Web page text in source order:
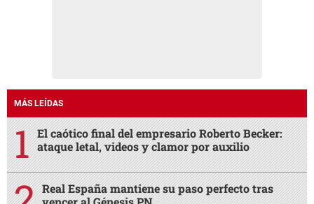
MÁS LEÍDAS
El caótico final del empresario Roberto Becker:
ataque letal, videos y clamor por auxilio
Real España mantiene su paso perfecto tras